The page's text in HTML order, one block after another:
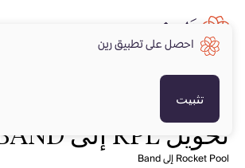
تحويل RPL إلى BAND
Rocket Pool إلى Band
احصل على تطبيق رين
تثبيت